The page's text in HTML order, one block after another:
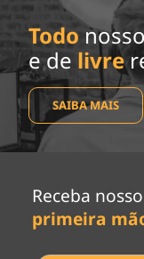
Todo
e de livre
SAIBA MAIS
Receba
primeira